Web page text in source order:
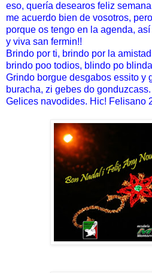
eso, quería desearos feliz
me acuerdo bien de vosotros,
porque os tengo en la agenda,
y viva san fermin!!
Brindo por ti, brindo por la
brindo poo todios, blindo po
Grindo borgue desgabos essito y
buracha, zi gebes do
Gelices navodides. Hic! Felisano